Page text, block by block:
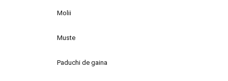
Molii
Muste
Paduchi de gaina